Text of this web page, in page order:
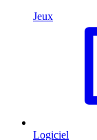
Jeux
Logiciel